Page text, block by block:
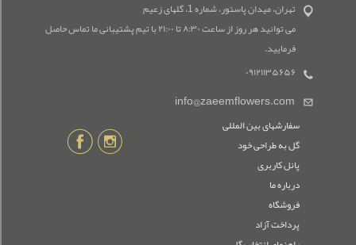
تهران، میدان پاستور، شماره 1، گلهای زعیم
می توانید هر روز از ساعت ۸:۳۰ تا ۲۱:۰۰ با تیم پشتیبانی ما تماس حاصل
فرمایید.
۰۹۱۲۱۱۳۵۶۵۶
info@zaeemflowers.com
سفارشهای بین المللی
گل به طراحی خود
پانل کاربری
درباره ما
فروشگاه
پرداخت آزاد